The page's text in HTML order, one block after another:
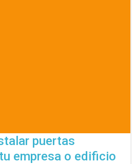
puertas
empresa o edificio